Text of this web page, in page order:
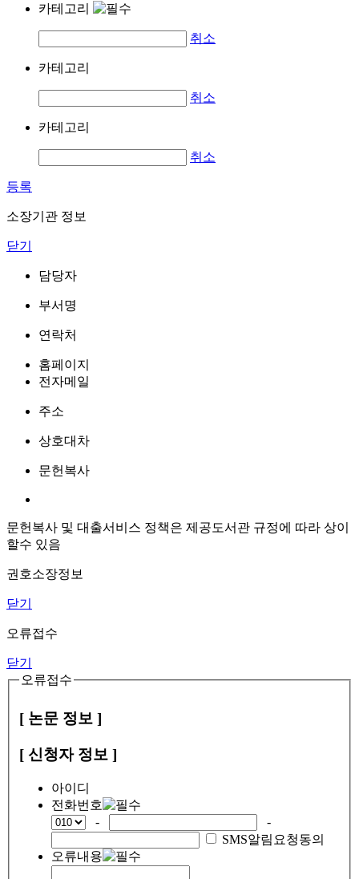
카테고리
취소
카테고리
취소
카테고리
취소
등록
소장기관 정보
닫기
담당자
부서명
연락처
홈페이지
전자메일
주소
상호대차
문헌복사
문헌복사 및 대출서비스 정책은 제공도서관 규정에 따라 상이
할수 있음
권호소장정보
닫기
오류접수
닫기
오류접수
[ 논문 정보 ]
[ 신청자 정보 ]
아이디
전화번호
-
-
SMS알림요청동의
오류내용